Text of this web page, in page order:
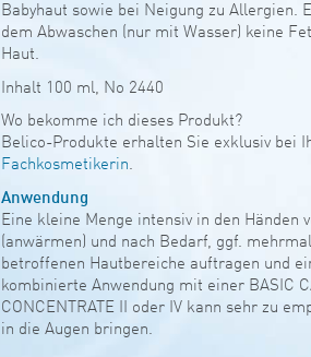
Babyhaut sowie bei Neigung zu Allergien.
dem Abwaschen (nur mit Wasser) keine
Haut.
Inhalt 100 ml, No 2440
Wo bekomme ich dieses Produkt?
Belico-Produkte erhalten Sie exklusiv bei
Fachkosmetikerin.
Anwendung
Eine kleine Menge intensiv in den Händen
(anwärmen) und nach Bedarf, ggf.
betroffenen Hautbereiche auftragen und
kombinierte Anwendung mit einer BASIC
CONCENTRATE II oder IV kann sehr zu
in die Augen bringen.